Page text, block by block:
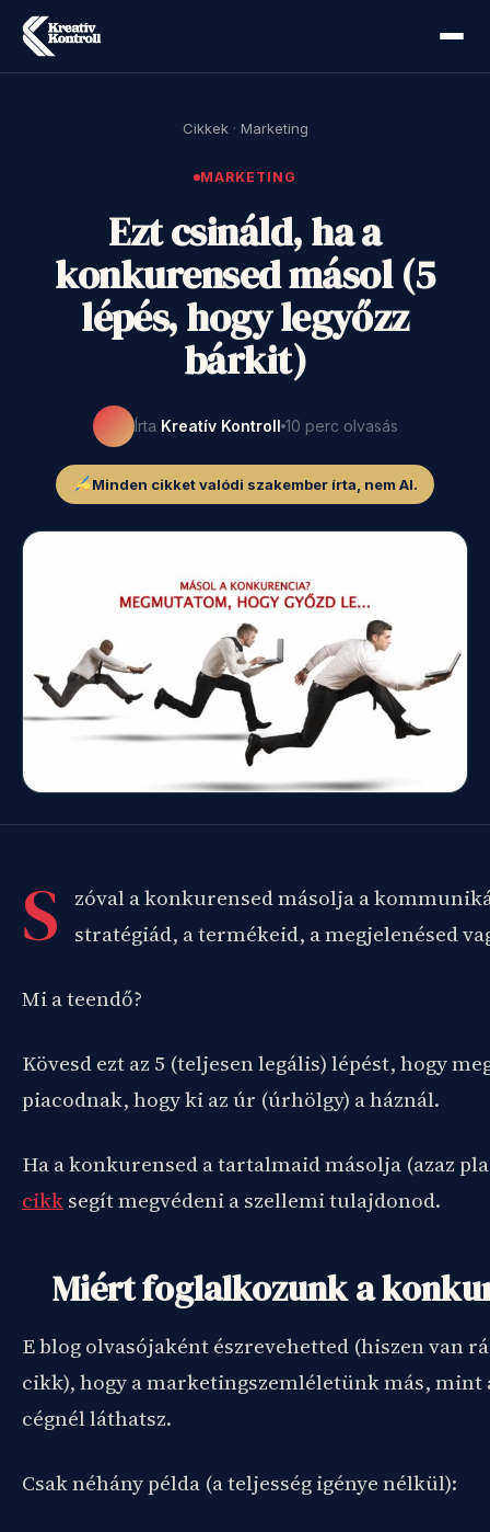
Cikkek · Marketing
MARKETING
Ezt csináld, ha a
konkurensed másol (5
lépés, hogy legyőzz
bárkit)
Írta Kreatív Kontroll 10 perc olvasás
Minden cikket valódi szakember írta, nem AI.
S
zóval a konkurensed másolja a
stratégiád, a termékeid, a megjelenésed
Mi a teendő?
Kövesd ezt az 5 (teljesen legális) lépést, hogy
piacodnak, hogy ki az úr (úrhölgy) a háznál.
Ha a konkurensed a tartalmaid másolja (azaz
cikksegít megvédeni a szellemi tulajdonod.
Miért foglalkozunk a
E blog olvasójaként észrevehetted (hiszen van
cikk), hogy a marketingszemléletünk más, mint
cégnél láthatsz.
Csak néhány példa (a teljesség igénye nélkül):